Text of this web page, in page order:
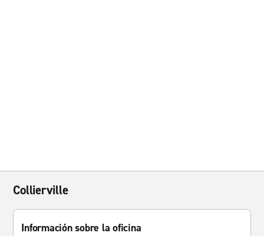
Collierville
Información sobre la oficina